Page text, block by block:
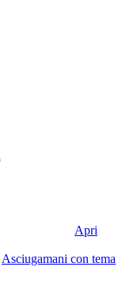
Apri
Asciugamani con tema